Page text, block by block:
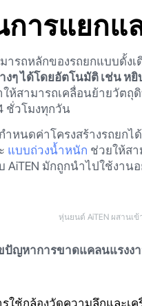
การแยก
รถหลักของรถยกแบบดั้ง
ๆ ได้โดยอัตโนมัติ เช่น ห
ให้สามารถเคลื่อนย้ายวัต
ชั่วโมงทุกวัน
ำหนดค่าโครงสร้างรถยก
แบบถ่วงน้ำหนัก ช่วยให้ส
AiTEN มักถูกนำไปใช้งาน
หุ่นยนต์ AiTEN ผสานเ
ปัญหาการขาดแคลนแรงง
รใช้กล้องวัดความลึกและเ